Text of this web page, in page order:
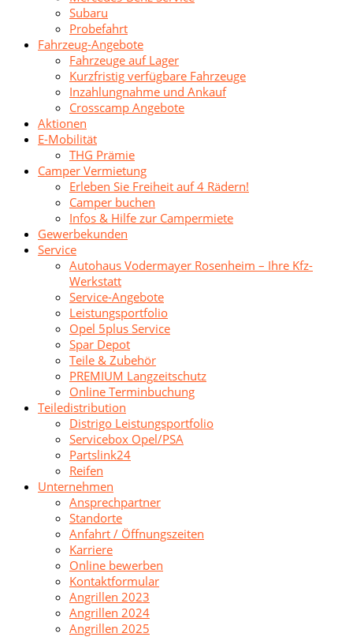
Subaru
Probefahrt
Fahrzeug-Angebote
Fahrzeuge auf Lager
Kurzfristig verfügbare Fahrzeuge
Inzahlungnahme und Ankauf
Crosscamp Angebote
Aktionen
E-Mobilität
THG Prämie
Camper Vermietung
Erleben Sie Freiheit auf 4 Rädern!
Camper buchen
Infos & Hilfe zur Campermiete
Gewerbekunden
Service
Autohaus Vodermayer Rosenheim – Ihre Kfz-
Werkstatt
Service-Angebote
Leistungsportfolio
Opel 5plus Service
Spar Depot
Teile & Zubehör
PREMIUM Langzeitschutz
Online Terminbuchung
Teiledistribution
Distrigo Leistungsportfolio
Servicebox Opel/PSA
Partslink24
Reifen
Unternehmen
Ansprechpartner
Standorte
Anfahrt / Öffnungszeiten
Karriere
Online bewerben
Kontaktformular
Angrillen 2023
Angrillen 2024
Angrillen 2025